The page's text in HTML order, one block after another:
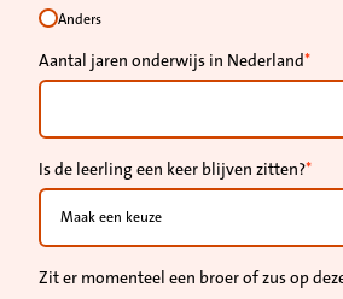
Anders
Aantal jaren onderwijs in Nederland
Is de leerling een keer blijven zitten?
Zit er momenteel een broer of zus op